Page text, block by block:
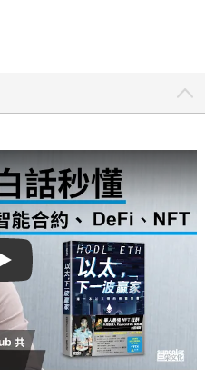
Play video